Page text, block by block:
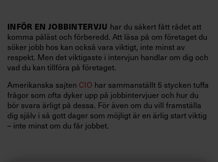
INFÖR EN JOBBINTERVJU har du säkert fått rådet att
komma påläst och förberedd. Att läsa på om företaget du
söker jobb hos kan också vara viktigt, inte minst av
respekt. Men det viktigaste i intervjun handlar om dig och
vad du kan tillföra på företaget.
Amerikanska sajten CIO har sammanställt 5 stycken tuffa
frågor som ofta dyker upp på jobbintervjuer och hur du
bör svara ärligt på dessa. För även om du vill framställa
dig själv i så gott dager som möjligt är en ärlig start viktig
– inte minst om du får jobbet.